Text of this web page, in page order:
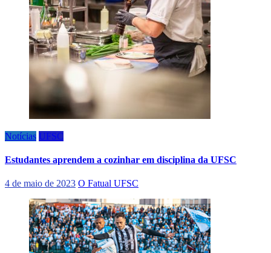
Notícias UFSC
Estudantes aprendem a cozinhar em disciplina da UFSC
4 de maio de 2023 O Fatual UFSC